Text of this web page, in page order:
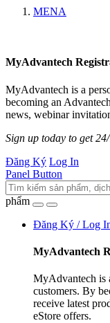
MENA
MyAdvantech
MyAdvantech is a
becoming an
news, webinar
Sign up today to get
Đăng Ký Log In
Panel Button
phẩm
Đăng Ký / Log
MyAdvantech
MyAdvantech is
customers. By
receive latest
eStore offers.